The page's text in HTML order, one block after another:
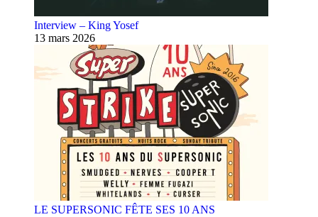
Interview – King Yosef
13 mars 2026
LE SUPERSONIC FÊTE SES 10 ANS